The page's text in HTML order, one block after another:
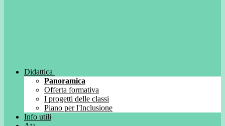
Didattica
Panoramica
Offerta formativa
I progetti delle classi
Piano per l'Inclusione
Info utili